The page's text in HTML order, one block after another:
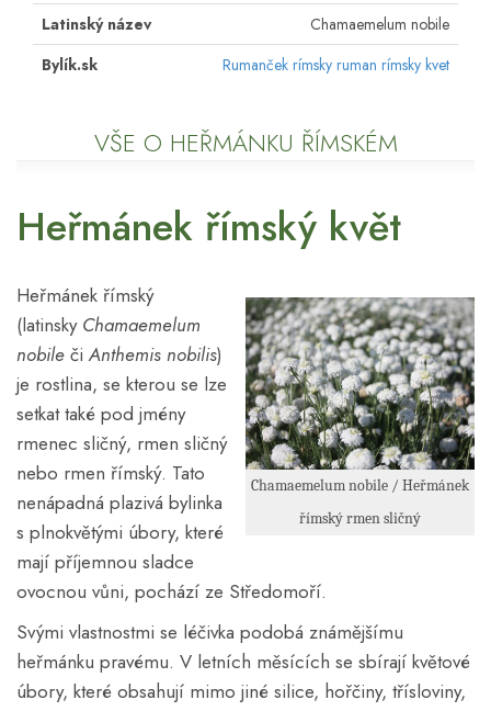
Latinský název
Chamaemelum nobile
Bylík.sk
Rumanček rímsky ruman rímsky kvet
VŠE O HEŘMÁNKU ŘÍMSKÉM
Heřmánek římský květ
Chamaemelum nobile / Heřmánek
římský rmen sličný
Heřmánek římský
(latinsky Chamaemelum
nobile čiAnthemis nobilis)
je rostlina, se kterou se lze
setkat také pod jmény
rmenec sličný, rmen sličný
nebo rmen římský. Tato
nenápadná plazivá bylinka
s plnokvětými úbory, které
mají příjemnou sladce
ovocnou vůni, pochází ze Středomoří.
Svými vlastnostmi se léčivka podobá známějšímu
heřmánku pravému. V letních měsících se sbírají květové
úbory, které obsahují mimo jiné silice, hořčiny, třísloviny,